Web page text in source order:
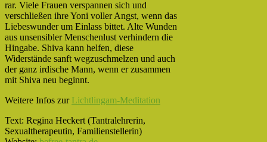
rar. Viele Frauen verspannen sich und
verschließen ihre Yoni voller Angst, wenn das
Liebeswunder um Einlass bittet. Alte Wunden
aus unsensibler Menschenlust verhindern die
Hingabe. Shiva kann helfen, diese
Widerstände sanft wegzuschmelzen und auch
der ganz irdische Mann, wenn er zusammen
mit Shiva neu beginnt.
Weitere Infos zur Lichtlingam-Meditation
Text: Regina Heckert (Tantralehrerin,
Sexualtherapeutin, Familienstellerin)